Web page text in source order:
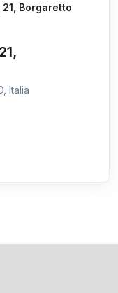
Borgaretto
Italia